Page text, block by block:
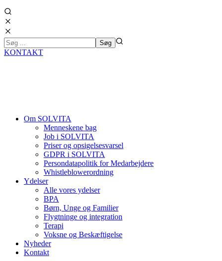
KONTAKT
Om SOLVITA
Menneskene bag
Job i SOLVITA
Priser og opsigelsesvarsel
GDPR i SOLVITA
Persondatapolitik for Medarbejdere
Whistleblowerordning
Ydelser
Alle vores ydelser
BPA
Børn, Unge og Familier
Flygtninge og integration
Terapi
Voksne og Beskæftigelse
Nyheder
Kontakt